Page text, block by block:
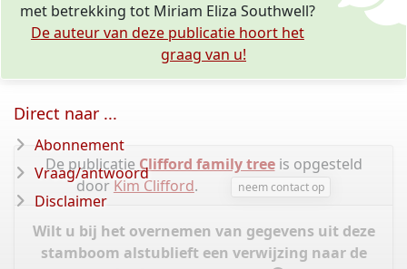
met betrekking tot Miriam Eliza Southwell?
De auteur van deze publicatie hoort het
graag van u!
De publicatie Clifford family treeis opgesteld
door Kim Clifford. neem contact op
Wilt u bij het overnemen van gegevens uit deze
stamboom alstublieft een verwijzing naar de
Direct naar ...
Abonnement
Vraag/antwoord
Disclaimer